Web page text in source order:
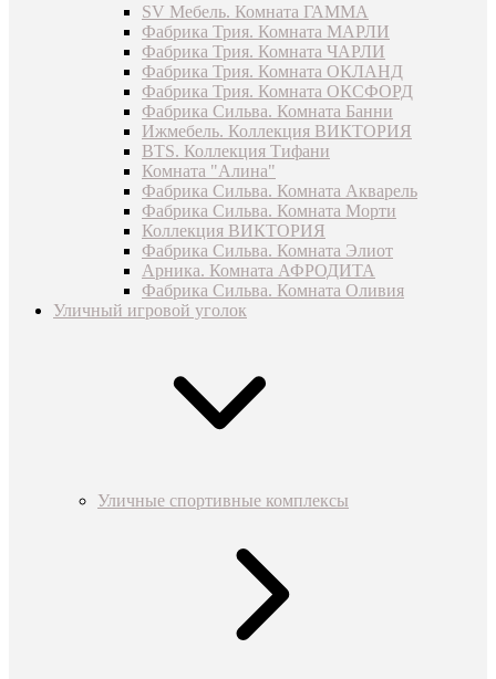
SV Мебель. Комната ГАММА
Фабрика Трия. Комната МАРЛИ
Фабрика Трия. Комната ЧАРЛИ
Фабрика Трия. Комната ОКЛАНД
Фабрика Трия. Комната ОКСФОРД
Фабрика Сильва. Комната Банни
Ижмебель. Коллекция ВИКТОРИЯ
BTS. Коллекция Тифани
Комната "Алина"
Фабрика Сильва. Комната Акварель
Фабрика Сильва. Комната Морти
Коллекция ВИКТОРИЯ
Фабрика Сильва. Комната Элиот
Арника. Комната АФРОДИТА
Фабрика Сильва. Комната Оливия
Уличный игровой уголок
Уличные спортивные комплексы